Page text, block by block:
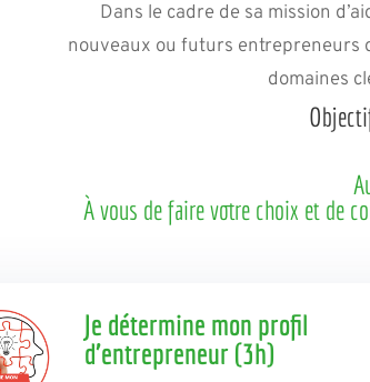
Dans le cadre de sa mission
nouveaux ou futurs entrepreneurs
domaines
À vous de faire votre choix et de
Je détermine mon profil
d’entrepreneur (3h)